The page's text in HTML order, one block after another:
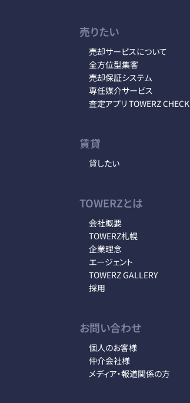
売りたい
売却サービスについて
全方位型集客
売却保証システム
専任媒介サービス
査定アプリ TOWERZ CHECK
賃貸
貸したい
TOWERZとは
会社概要
TOWERZ札幌
企業理念
エージェント
TOWERZ GALLERY
採用
お問い合わせ
個人のお客様
仲介会社様
メディア・報道関係の方